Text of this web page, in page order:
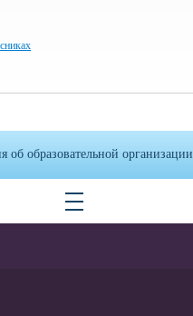
об образовательной организации